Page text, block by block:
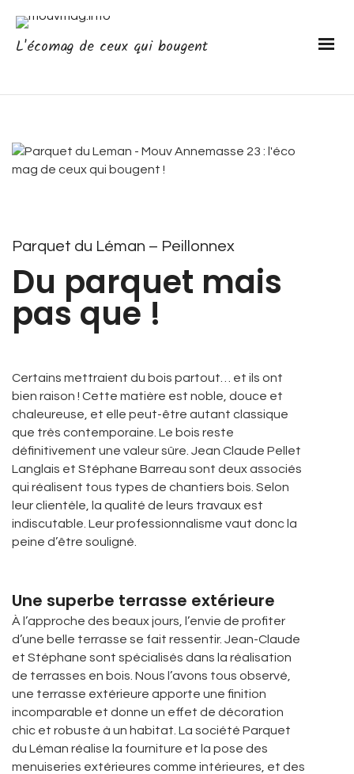
L'écomag de ceux qui bougent
Parquet du Léman – Peillonnex
Du parquet mais
pas que !
Certains mettraient du bois partout… et ils ont
bien raison ! Cette matière est noble, douce et
chaleureuse, et elle peut-être autant classique
que très contemporaine. Le bois reste
définitivement une valeur sûre. Jean Claude Pellet
Langlais et Stéphane Barreau sont deux associés
qui réalisent tous types de chantiers bois. Selon
leur clientèle, la qualité de leurs travaux est
indiscutable. Leur professionnalisme vaut donc la
peine d’être souligné.
Une superbe terrasse extérieure
À l’approche des beaux jours, l’envie de profiter
d’une belle terrasse se fait ressentir. Jean-Claude
et Stéphane sont spécialisés dans la réalisation
de terrasses en bois. Nous l’avons tous observé,
une terrasse extérieure apporte une finition
incomparable et donne un effet de décoration
chic et robuste à un habitat. La société Parquet
du Léman réalise la fourniture et la pose des
menuiseries extérieures comme intérieures, et des